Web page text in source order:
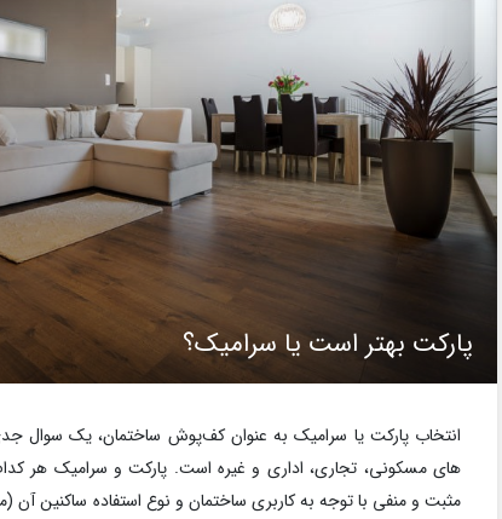
پارکت بهتر است یا سرامیک؟
انتخاب پارکت یا سرامیک به عنوان کف‌پوش ساختمان، یک سوال
های مسکونی، تجاری، اداری و غیره است. پارکت و سرامیک هر
مثبت و منفی با توجه به کاربری ساختمان و نوع استفاده ساکنین